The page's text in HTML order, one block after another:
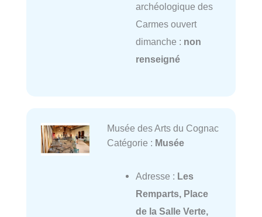
archéologique des
Carmes ouvert
dimanche : non
renseigné
Musée des Arts du Cognac
Catégorie : Musée
Adresse : Les
Remparts, Place
de la Salle Verte,